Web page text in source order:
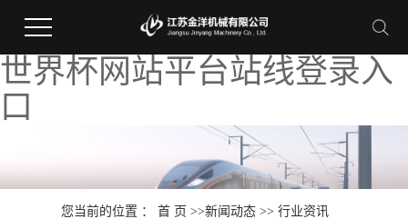
世界杯网站平台站线登录入
口
您当前的位置 ：首 页 >>新闻动态 >>行业资讯